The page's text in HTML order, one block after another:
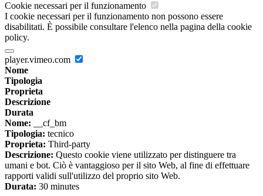
Cookie necessari per il funzionamento
I cookie necessari per il funzionamento non possono essere
disabilitati. È possibile consultare l'elenco nella pagina della cookie
policy.
player.vimeo.com
Nome
Tipologia
Proprieta
Descrizione
Durata
Nome: __cf_bm
Tipologia: tecnico
Proprieta: Third-party
Descrizione: Questo cookie viene utilizzato per distinguere tra
umani e bot. Ciò è vantaggioso per il sito Web, al fine di effettuare
rapporti validi sull'utilizzo del proprio sito Web.
Durata: 30 minutes